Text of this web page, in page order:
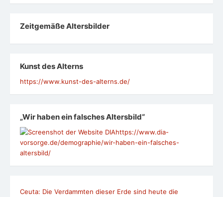
Zeit­ge­mäße Alters­bil­der
Kunst des Alterns
https://www.kunst-des-alterns.de/
„Wir haben ein falsches Altersbild“
https://www.dia-
vorsorge.de/demographie/wir-haben-ein-falsches-
altersbild/
Ceuta: Die Verdammten dieser Erde sind heute die